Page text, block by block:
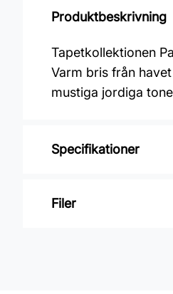
Produktbeskrivning
Tapetkollektionen
Varm bris från
mustiga jordiga
Specifikationer
Varumärke:
Filer